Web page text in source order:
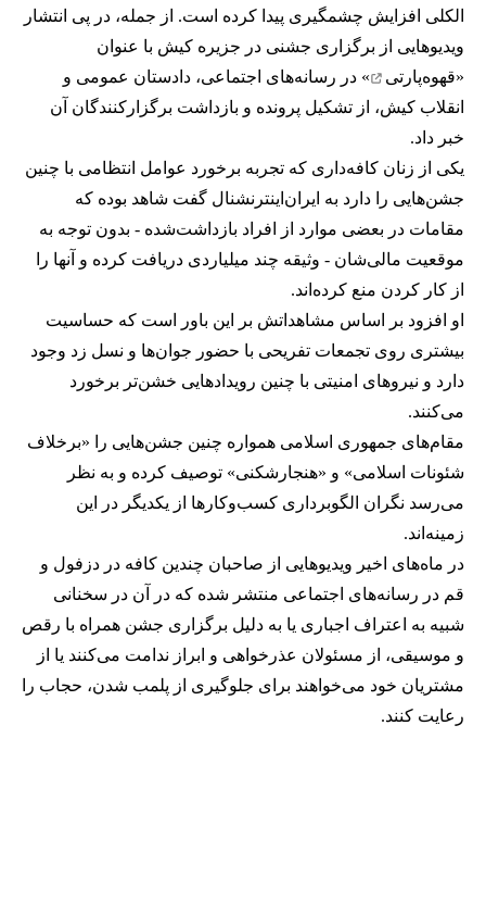
الکلی افزایش چشمگیری پیدا کرده است. از جمله، در پی انتشار
ویدیوهایی از برگزاری جشنی در جزیره کیش با عنوان
«قهوه‌پارتی
» در رسانه‌های اجتماعی، دادستان عمومی و
انقلاب کیش، از تشکیل پرونده و بازداشت برگزارکنندگان آن
خبر داد.
یکی از زنان کافه‌داری که تجربه برخورد عوامل انتظامی با چنین
جشن‌هایی را دارد به ایران‌اینترنشنال گفت شاهد بوده که
مقامات در بعضی موارد از افراد بازداشت‌‌شده - بدون توجه به
موقعیت مالی‌شان - وثیقه چند میلیاردی دریافت کرده و آنها را
از کار کردن منع کرده‌اند.
او افزود بر اساس مشاهداتش بر این باور است که حساسیت
بیشتری روی تجمعات تفریحی با حضور جوان‌ها و نسل زد وجود
دارد و نیروهای امنیتی با چنین رویدادهایی خشن‌تر برخورد
می‌کنند.
مقام‌های جمهوری اسلامی همواره چنین جشن‌هایی را «برخلاف
شئونات اسلامی» و «هنجارشکنی» توصیف کرده و به نظر
می‌رسد نگران الگوبرداری کسب‌وکارها از یکدیگر در این
زمینه‌اند.
در ماه‌های اخیر ویدیوهایی از صاحبان چندین کافه در دزفول و
قم در رسانه‌های اجتماعی منتشر شده که در آن در سخنانی
شبیه به اعتراف اجباری یا به دلیل برگزاری جشن همراه با رقص
و موسیقی، از مسئولان عذرخواهی و ابراز ندامت می‌کنند یا از
مشتریان خود می‌خواهند برای جلوگیری از پلمب شدن، حجاب را
رعایت کنند.